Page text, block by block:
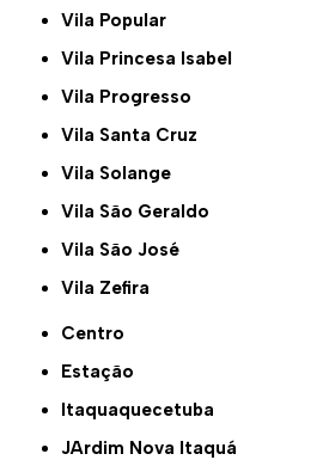
Vila Popular
Vila Princesa Isabel
Vila Progresso
Vila Santa Cruz
Vila Solange
Vila São Geraldo
Vila São José
Vila Zefira
Centro
Estação
Itaquaquecetuba
JArdim Nova Itaquá